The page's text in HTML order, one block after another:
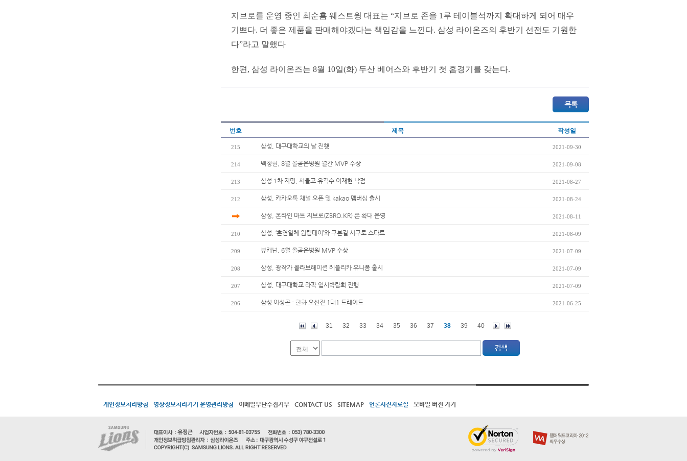
지브로를 운영 중인 최순흠 웨스트윙 대표는 “지브로 존을 1루 테이블석까지 확대하게 되어 매우
기쁘다. 더 좋은 제품을 판매해야겠다는 책임감을 느낀다. 삼성 라이온즈의 후반기 선전도 기원한
다”라고 말했다
한편, 삼성 라이온즈는 8월 10일(화) 두산 베어스와 후반기 첫 홈경기를 갖는다.
번호 제목 작성일
215 삼성, 대구대학교의 날 진행 2021-09-30
214 백정현, 8월 올곧은병원 월간 MVP 수상 2021-09-08
213 삼성 1차 지명, 서울고 유격수 이재현 낙점 2021-08-27
212 삼성, 카카오톡 채널 오픈 및 kakao 멤버십 출시 2021-08-24
삼성, 온라인 마트 지브로(ZBRO.KR) 존 확대 운영 2021-08-11
210 삼성, ‘혼연일체 원팀데이’와 구본길 시구로 스타트 2021-08-09
209 뷰캐넌, 6월 올곧은병원 MVP 수상 2021-07-09
208 삼성, 광작가 콜라보레이션 레플리카 유니폼 출시 2021-07-09
207 삼성, 대구대학교 라팍 입시박람회 진행 2021-07-09
206 삼성 이성곤 - 한화 오선진 1대1 트레이드 2021-06-25
31 32 33 34 35 36 37 38 39 40
개인정보처리방침 영상정보처리기기 운영관리방침 이메일무단수집거부 CONTACT US SITEMAP 언론사진자료실 모바일 버전 가기